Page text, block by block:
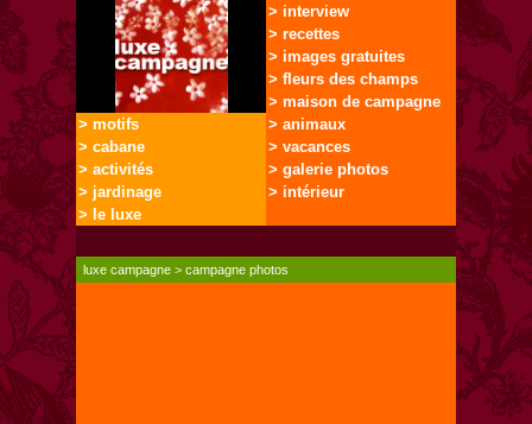
> interview
> recettes
> images gratuites
> fleurs des champs
> maison de campagne
> motifs
> cabane
> activités
> jardinage
> le luxe
> animaux
> vacances
> galerie photos
> intérieur
luxe campagne >campagne photos